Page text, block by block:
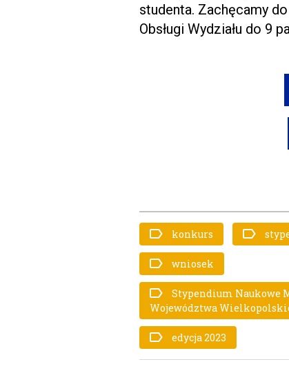
studenta. Zachęcamy
Obsługi Wydziału do 9
konkurs
wniosek
Stypendium Naukowe
Województwa
edycja 2023